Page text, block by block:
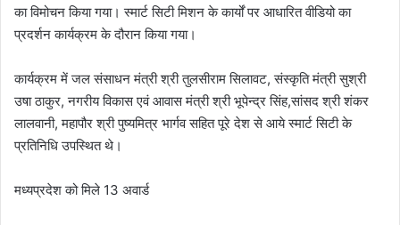
का विमोचन किया गया। स्मार्ट सिटी मिशन के कार्यों पर आधारित वीडियो का
प्रदर्शन कार्यक्रम के दौरान किया गया।
कार्यक्रम में जल संसाधन मंत्री श्री तुलसीराम सिलावट, संस्कृति मंत्री सुश्री
उषा ठाकुर, नगरीय विकास एवं आवास मंत्री श्री भूपेन्द्र सिंह,सांसद श्री शंकर
लालवानी, महापौर श्री पुष्यमित्र भार्गव सहित पूरे देश से आये स्मार्ट सिटी के
प्रतिनिधि उपस्थित थे।
मध्यप्रदेश को मिले 13 अवार्ड